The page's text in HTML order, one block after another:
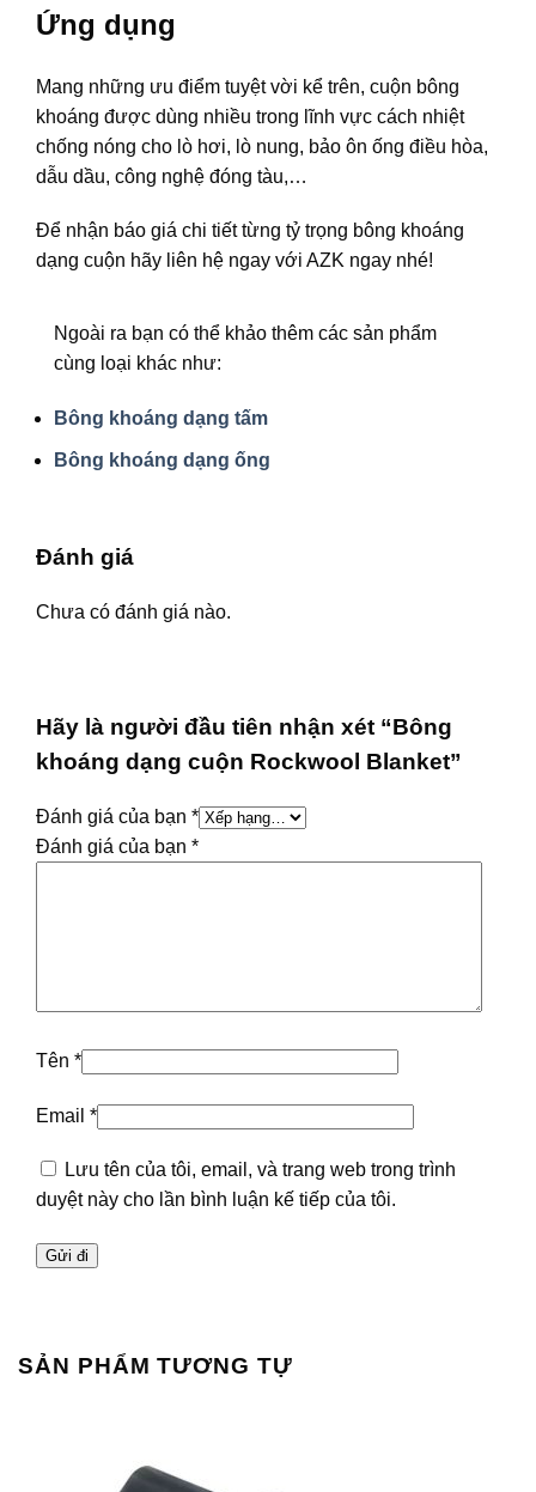
Ứng dụng
Mang những ưu điểm tuyệt vời kể trên, cuộn bông
khoáng được dùng nhiều trong lĩnh vực cách nhiệt
chống nóng cho lò hơi, lò nung, bảo ôn ống điều hòa,
dẫu dầu, công nghệ đóng tàu,…
Để nhận báo giá chi tiết từng tỷ trọng bông khoáng
dạng cuộn hãy liên hệ ngay với AZK ngay nhé!
Ngoài ra bạn có thể khảo thêm các sản phẩm
cùng loại khác như:
Bông khoáng dạng tấm
Bông khoáng dạng ống
Đánh giá
Chưa có đánh giá nào.
Hãy là người đầu tiên nhận xét “Bông
khoáng dạng cuộn Rockwool Blanket”
Đánh giá của bạn *
Đánh giá của bạn *
Tên *
Email *
Lưu tên của tôi, email, và trang web trong trình
duyệt này cho lần bình luận kế tiếp của tôi.
SẢN PHẨM TƯƠNG TỰ